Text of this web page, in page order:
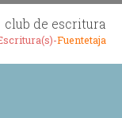
club de escritura
Fuentetaja